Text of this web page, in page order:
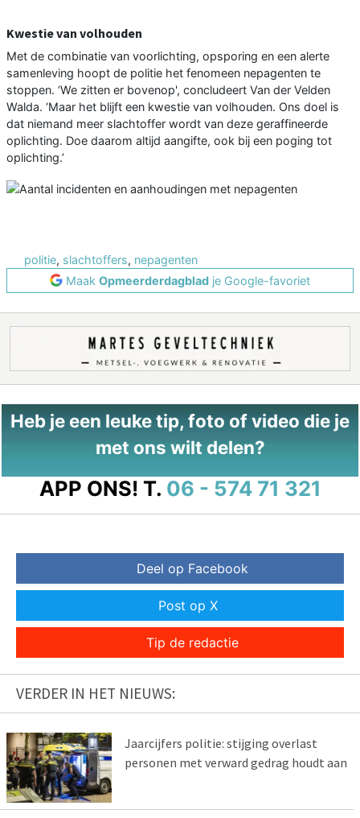
Kwestie van volhouden
Met de combinatie van voorlichting, opsporing en een alerte
samenleving hoopt de politie het fenomeen nepagenten te
stoppen. ‘We zitten er bovenop', concludeert Van der Velden
Walda. ‘Maar het blijft een kwestie van volhouden. Ons doel is
dat niemand meer slachtoffer wordt van deze geraffineerde
oplichting. Doe daarom altijd aangifte, ook bij een poging tot
oplichting.’
politie, slachtoffers, nepagenten
Maak Opmeerderdagblad je Google-favoriet
Heb je een leuke tip, foto of video die je
met ons wilt delen?
APP ONS! T. 06 - 574 71 321
Deel op Facebook
Post op X
Tip de redactie
VERDER IN HET NIEUWS:
Jaarcijfers politie: stijging overlast
personen met verward gedrag houdt aan